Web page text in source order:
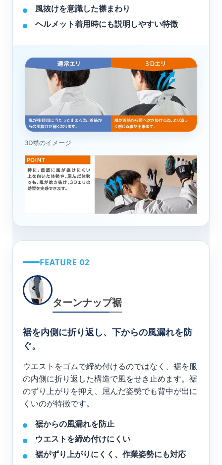
風抜けを意識した襟まわり
ヘルメット着用時にも説明しやすい特徴
3D襟のイメージ
FEATURE 02
ターンナップ裾
裾を内側に折り返し、下からの風漏れを防
ぐ。
ウエストをゴムで締め付けるのではなく、裾を服
の内側に折り返した構造で風をせき止めます。裾
のずり上がりを抑え、屈んだ姿勢でも背中が出に
くいのが特徴です。
裾からの風漏れを防止
ウエストを締め付けにくい
裾がずり上がりにくく、作業姿勢にも対応